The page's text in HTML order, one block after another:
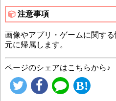
注意事項
画像やアプリ・ゲームに関す
元に帰属します。
ページのシェアはこちらから♪